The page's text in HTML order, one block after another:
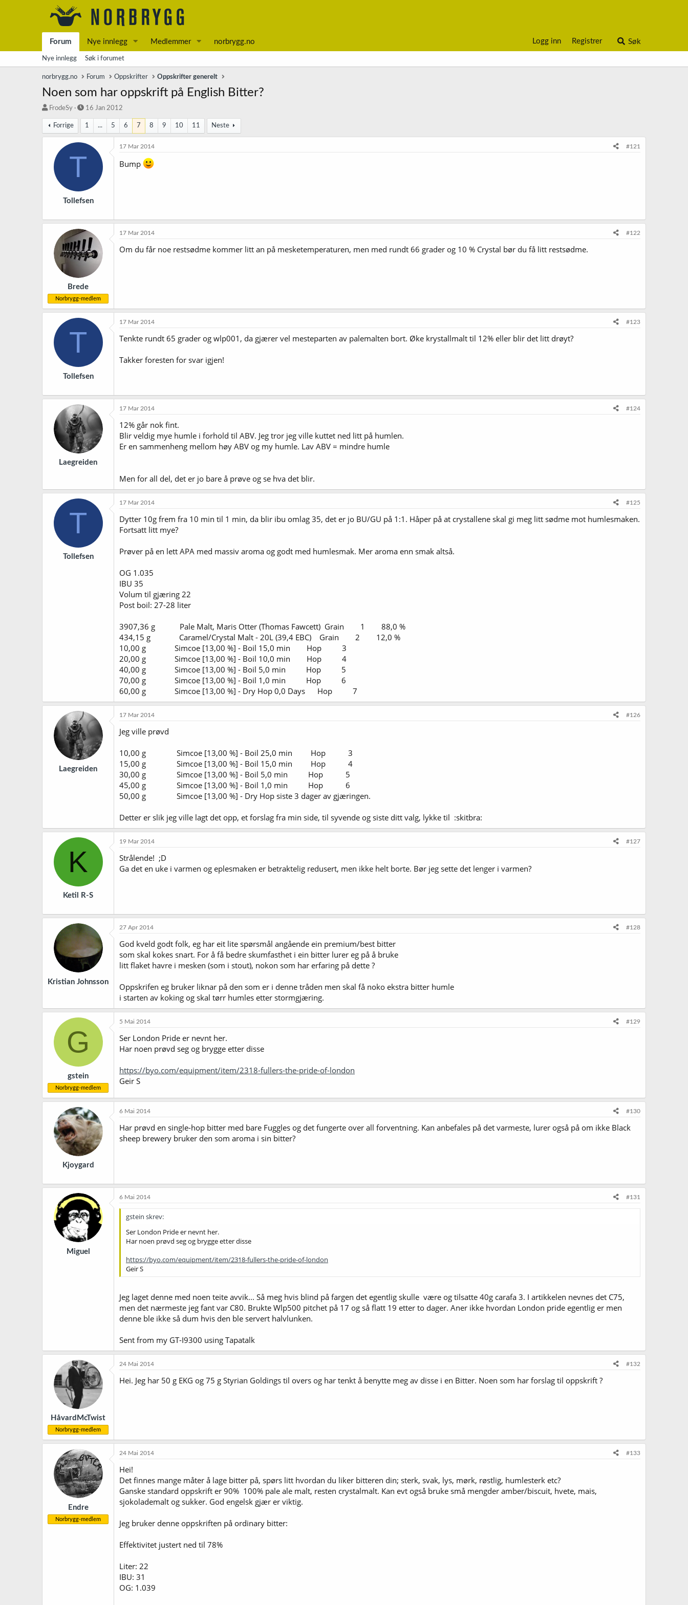
Forum Nye innlegg Medlemmer norbrygg.no Logg inn Registrer Søk
Nye innlegg Søk i forumet
norbrygg.no Forum Oppskrifter Oppskrifter generelt
Noen som har oppskrift på English Bitter?
T
å
d
FrodeSy
S
a
r
t
16 Jan 2012
Forrige 1 ... 5 6 7 8 9 10 11 Neste
T
Tollefsen
17 Mar 2014 #121
Bump
Brede
Norbrygg-medlem
17 Mar 2014 #122
Om du får noe restsødme kommer litt an på mesketemperaturen, men med rundt 66 grader og 10 % Crystal bør du få litt restsødme.
T
Tollefsen
17 Mar 2014 #123
Tenkte rundt 65 grader og wlp001, da gjærer vel mesteparten av palemalten bort. Øke krystallmalt til 12% eller blir det litt drøyt?
Takker foresten for svar igjen!
Laegreiden
17 Mar 2014 #124
12% går nok fint.
Blir veldig mye humle i forhold til ABV. Jeg tror jeg ville kuttet ned litt på humlen.
Er en sammenheng mellom høy ABV og my humle. Lav ABV = mindre humle
Men for all del, det er jo bare å prøve og se hva det blir.
T
Tollefsen
17 Mar 2014 #125
Dytter 10g frem fra 10 min til 1 min, da blir ibu omlag 35, det er jo BU/GU på 1:1. Håper på at crystallene skal gi meg litt sødme mot humlesmaken.
Fortsatt litt mye?
Prøver på en lett APA med massiv aroma og godt med humlesmak. Mer aroma enn smak altså.
OG 1.035
IBU 35
Volum til gjæring 22
Post boil: 27-28 liter
3907,36 g Pale Malt, Maris Otter (Thomas Fawcett) Grain 1 88,0 %
434,15 g Caramel/Crystal Malt - 20L (39,4 EBC) Grain 2 12,0 %
10,00 g Simcoe [13,00 %] - Boil 15,0 min Hop 3
20,00 g Simcoe [13,00 %] - Boil 10,0 min Hop 4
40,00 g Simcoe [13,00 %] - Boil 5,0 min Hop 5
70,00 g Simcoe [13,00 %] - Boil 1,0 min Hop 6
60,00 g Simcoe [13,00 %] - Dry Hop 0,0 Days Hop 7
Laegreiden
17 Mar 2014 #126
Jeg ville prøvd
10,00 g Simcoe [13,00 %] - Boil 25,0 min Hop 3
15,00 g Simcoe [13,00 %] - Boil 15,0 min Hop 4
30,00 g Simcoe [13,00 %] - Boil 5,0 min Hop 5
45,00 g Simcoe [13,00 %] - Boil 1,0 min Hop 6
50,00 g Simcoe [13,00 %] - Dry Hop siste 3 dager av gjæringen.
Detter er slik jeg ville lagt det opp, et forslag fra min side, til syvende og siste ditt valg, lykke til :skitbra:
K
Ketil R-S
19 Mar 2014 #127
Strålende! ;D
Ga det en uke i varmen og eplesmaken er betraktelig redusert, men ikke helt borte. Bør jeg sette det lenger i varmen?
Kristian Johnsson
27 Apr 2014 #128
God kveld godt folk, eg har eit lite spørsmål angående ein premium/best bitter
som skal kokes snart. For å få bedre skumfasthet i ein bitter lurer eg på å bruke
litt flaket havre i mesken (som i stout), nokon som har erfaring på dette ?
Oppskrifen eg bruker liknar på den som er i denne tråden men skal få noko ekstra bitter humle
i starten av koking og skal tørr humles etter stormgjæring.
G
gstein
Norbrygg-medlem
5 Mai 2014 #129
Ser London Pride er nevnt her.
Har noen prøvd seg og brygge etter disse
https://byo.com/equipment/item/2318-fullers-the-pride-of-london
Geir S
Kjoygard
6 Mai 2014 #130
Har prøvd en single-hop bitter med bare Fuggles og det fungerte over all forventning. Kan anbefales på det varmeste, lurer også på om ikke Black
sheep brewery bruker den som aroma i sin bitter?
Miguel
6 Mai 2014 #131
gstein skrev:
Ser London Pride er nevnt her.
Har noen prøvd seg og brygge etter disse
https://byo.com/equipment/item/2318-fullers-the-pride-of-london
Geir S
Jeg laget denne med noen teite avvik... Så meg hvis blind på fargen det egentlig skulle være og tilsatte 40g carafa 3. I artikkelen nevnes det C75,
men det nærmeste jeg fant var C80. Brukte Wlp500 pitchet på 17 og så flatt 19 etter to dager. Aner ikke hvordan London pride egentlig er men
denne ble ikke så dum hvis den ble servert halvlunken.
Sent from my GT-I9300 using Tapatalk
HåvardMcTwist
Norbrygg-medlem
24 Mai 2014 #132
Hei. Jeg har 50 g EKG og 75 g Styrian Goldings til overs og har tenkt å benytte meg av disse i en Bitter. Noen som har forslag til oppskrift ?
Endre
Norbrygg-medlem
24 Mai 2014 #133
Hei!
Det finnes mange måter å lage bitter på, spørs litt hvordan du liker bitteren din; sterk, svak, lys, mørk, røstlig, humlesterk etc?
Ganske standard oppskrift er 90%  100% pale ale malt, resten crystalmalt. Kan evt også bruke små mengder amber/biscuit, hvete, mais,
sjokolademalt og sukker. God engelsk gjær er viktig.
Jeg bruker denne oppskriften på ordinary bitter:
Effektivitet justert ned til 78%
Liter: 22
IBU: 31
OG: 1.039